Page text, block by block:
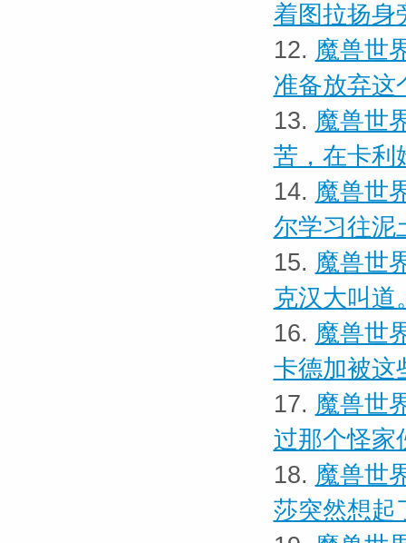
着图拉扬身
12. 魔兽世
准备放弃这
13. 魔兽世
苦，在卡利
14. 魔兽世
尔学习往泥
15. 魔兽世
克汉大叫道
16. 魔兽世
卡德加被这
17. 魔兽世
过那个怪家
18. 魔兽世
莎突然想起